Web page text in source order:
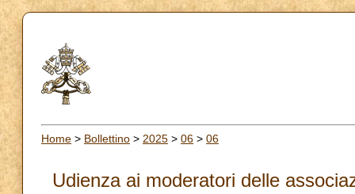
Home > Bollettino > 2025 > 06 > 06
Udienza ai moderatori delle